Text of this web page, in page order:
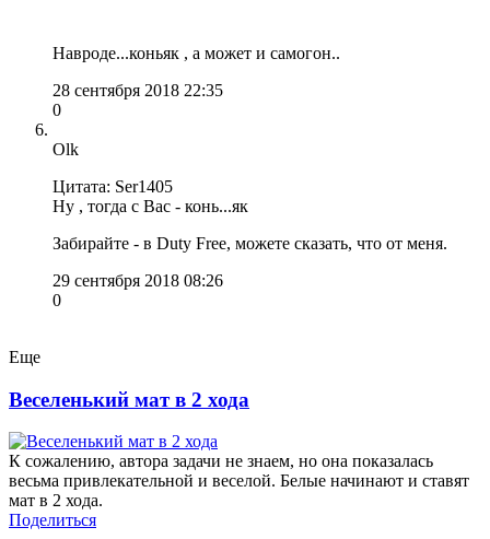
Навроде...коньяк , а может и самогон..
28 сентября 2018 22:35
0
Olk
Цитата: Ser1405
Ну , тогда с Вас - конь...як
Забирайте - в Duty Free, можете сказать, что от меня.
29 сентября 2018 08:26
0
Еще
Веселенький мат в 2 хода
К сожалению, автора задачи не знаем, но она показалась
весьма привлекательной и веселой. Белые начинают и ставят
мат в 2 хода.
Поделиться